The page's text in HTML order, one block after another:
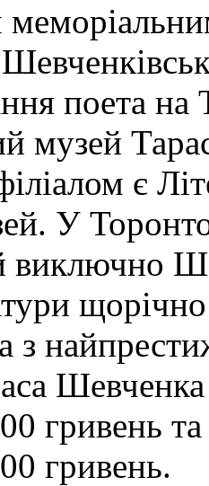
поета на
музей
є
У
виключно
з
гривень
гривень.